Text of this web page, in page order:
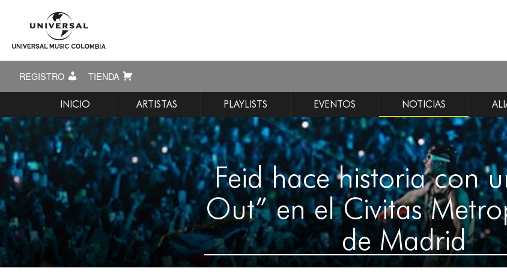
REGISTRO TIENDA
INICIO ARTISTAS PLAYLISTS EVENTOS NOTICIAS
Feid hace historia con
Out” en el Civitas
de Madrid